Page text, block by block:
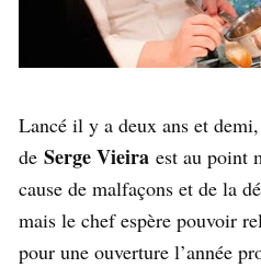
Lancé il y a deux ans et
de Serge Vieira est au point
cause de malfaçons et de la
mais le chef espère pouvoir
pour une ouverture l’année